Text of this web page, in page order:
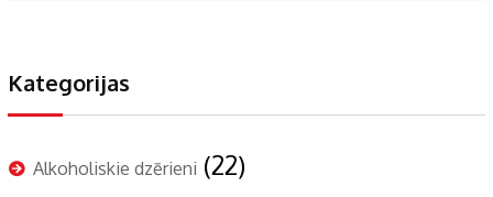
Kategorijas
Alkoholiskie dzērieni (22)